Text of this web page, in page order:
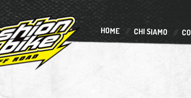
HOME CHI SIAMO